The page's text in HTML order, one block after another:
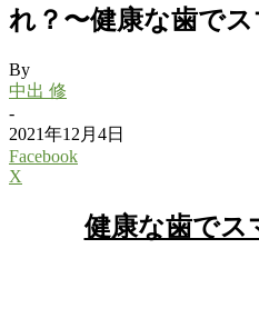
れ？〜健康な歯で
By
中出 修
-
2021年12月4日
Facebook
X
健康な歯でス